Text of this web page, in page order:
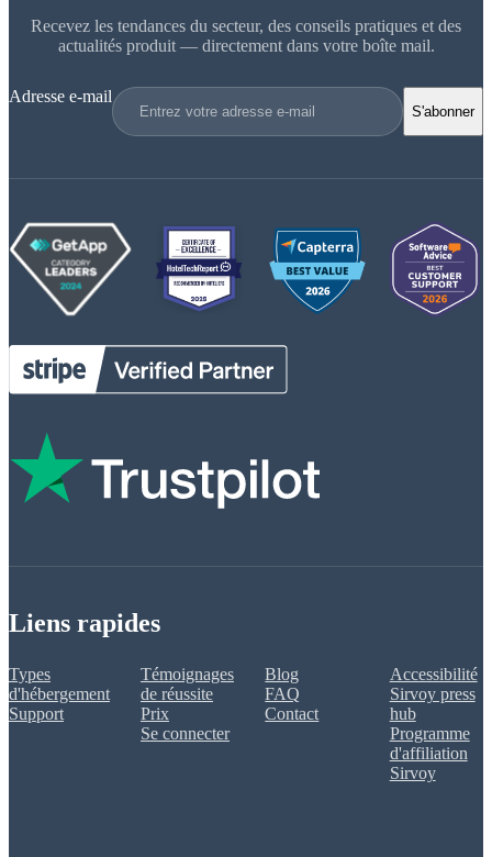
Recevez les tendances du secteur, des conseils pratiques et des
actualités produit — directement dans votre boîte mail.
Adresse e-mail
S'abonner
Liens rapides
Types
d'hébergement
Support
Témoignages
de réussite
Prix
Se connecter
Blog
FAQ
Contact
Accessibilité
Sirvoy press
hub
Programme
d'affiliation
Sirvoy